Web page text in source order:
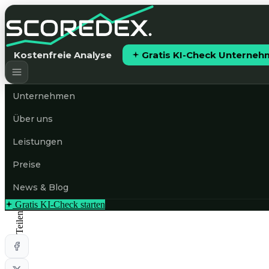
Kostenfreie Analyse Gratis KI-Check
Unternehmen
Über uns
Leistungen
Preise
News & Blog
Gratis KI-Check starten
Teilen